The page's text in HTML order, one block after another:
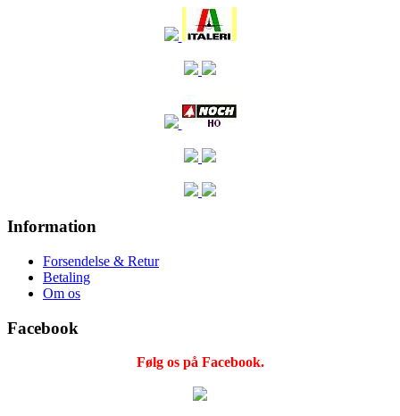
Information
Forsendelse & Retur
Betaling
Om os
Facebook
Følg os på Facebook.